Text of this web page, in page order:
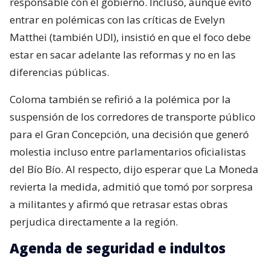
entrar en polémicas con las críticas de Evelyn
Matthei (también UDI), insistió en que el foco debe
estar en sacar adelante las reformas y no en las
diferencias públicas.
Coloma también se refirió a la polémica por la
suspensión de los corredores de transporte público
para el Gran Concepción, una decisión que generó
molestia incluso entre parlamentarios oficialistas
del Bío Bío. Al respecto, dijo esperar que La Moneda
revierta la medida, admitió que tomó por sorpresa
a militantes y afirmó que retrasar estas obras
perjudica directamente a la región.
Agenda de seguridad e indultos